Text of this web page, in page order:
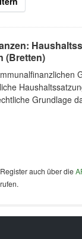
(Bretten)
Grundlage
auch über die